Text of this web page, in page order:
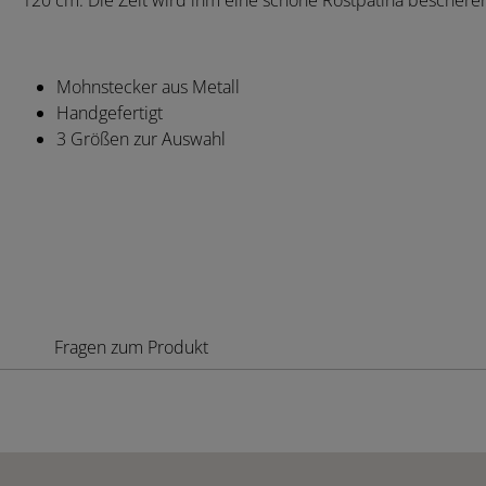
Mohnstecker aus Metall
Handgefertigt
3 Größen zur Auswahl
Fragen zum Produkt